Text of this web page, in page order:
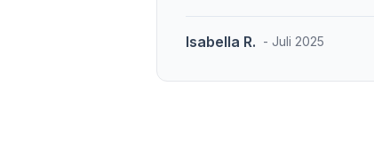
Isabella R. - Juli 2025